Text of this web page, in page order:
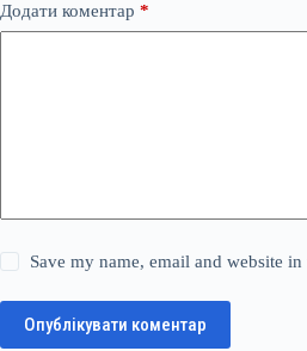
Додати коментар *
Save my name, email and website
Опублікувати коментар